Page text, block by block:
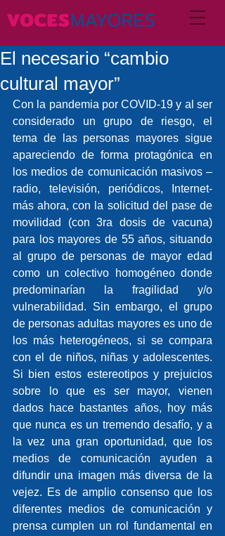
El necesario “cambio
cultural mayor”
Con la pandemia por COVID-19 y al ser
considerado un grupo de riesgo, el
tema de las personas mayores sigue
apareciendo de forma protagónica en
los medios de comunicación masivos –
radio, televisión, periódicos, Internet-
más ahora, con la solicitud del pase de
movilidad (con 3ra dosis de vacuna)
para los mayores de 55 años, situando
al grupo de personas de mayor edad
como un colectivo homogéneo donde
predominarían la fragilidad y/o
vulnerabilidad. Sin embargo, el grupo
de personas adultas mayores es uno de
los más heterogéneos, si se compara
con el de niños, niñas y adolescentes.
Si bien estos estereotipos y prejuicios
sobre lo que es ser mayor, vienen
dados hace bastantes años, hoy más
que nunca es un tremendo desafío, y a
la vez una gran oportunidad, que los
medios de comunicación ayuden a
difundir una imagen más diversa de la
vejez. Es de amplio consenso que los
diferentes medios de comunicación y
prensa cumplen un rol fundamental en